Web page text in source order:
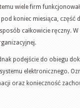
temu wiele firm
koniec miesiąca, część
całkowicie ręczny.
podejście do obiegu
elektronicznego.
oraz konieczność